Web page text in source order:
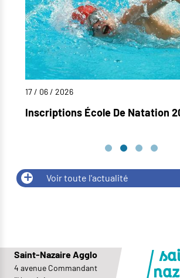
17 / 06 / 2026
Inscriptions École De Natation
Voir toute l'actualité
Saint-Nazaire Agglo
4 avenue Commandant